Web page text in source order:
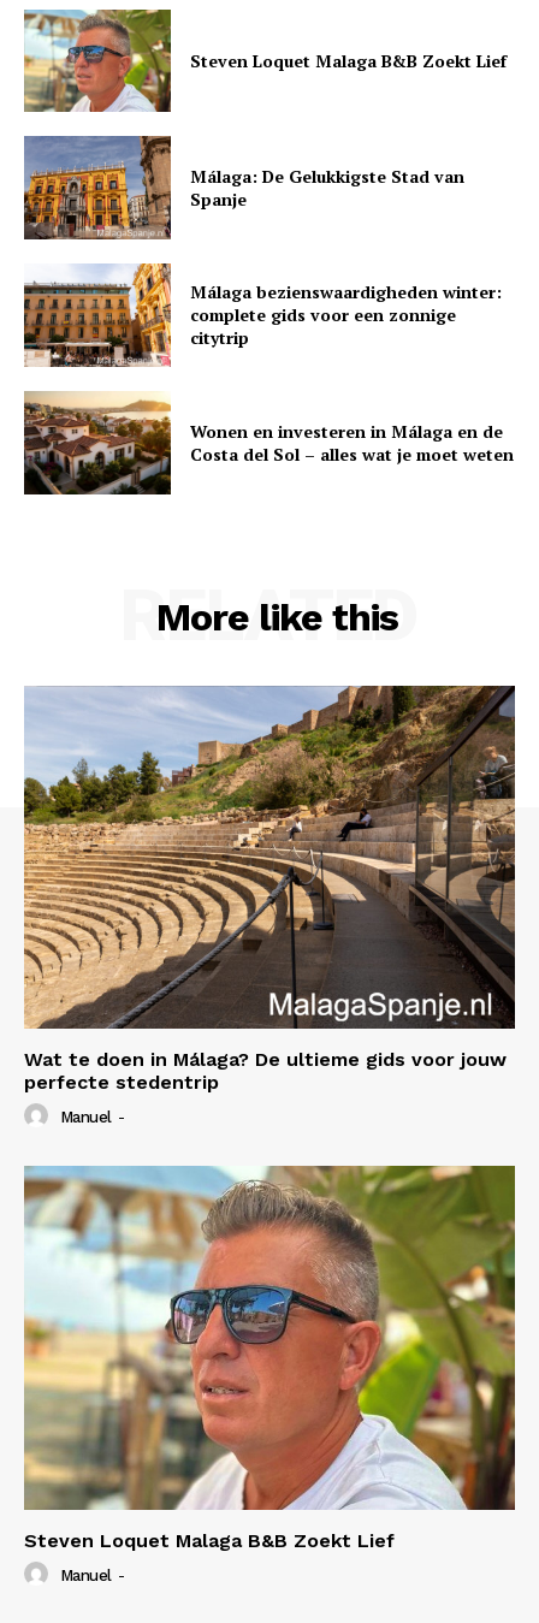
Steven Loquet Malaga B&B Zoekt Lief
Málaga: De Gelukkigste Stad van
Spanje
Málaga bezienswaardigheden winter:
complete gids voor een zonnige
citytrip
Wonen en investeren in Málaga en de
Costa del Sol – alles wat je moet weten
More like this
RELATED
Wat te doen in Málaga? De ultieme gids voor jouw
perfecte stedentrip
Manuel -
Steven Loquet Malaga B&B Zoekt Lief
Manuel -